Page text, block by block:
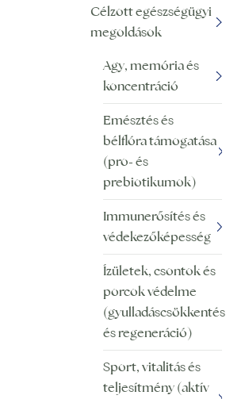
Célzott egészségügyi
megoldások
Agy, memória és
koncentráció
Emésztés és
bélflóra támogatása
(pro- és
prebiotikumok)
Immunerősítés és
védekezőképesség
Ízületek, csontok és
porcok védelme
(gyulladáscsökkentés
és regeneráció)
Sport, vitalitás és
teljesítmény (aktív